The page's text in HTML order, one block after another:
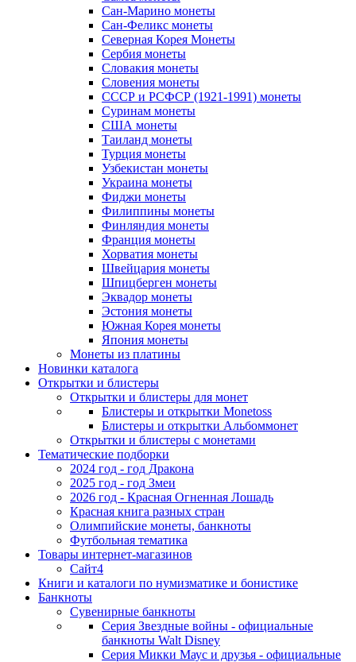
Сан-Марино монеты
Сан-Феликс монеты
Северная Корея Монеты
Сербия монеты
Словакия монеты
Словения монеты
СССР и РСФСР (1921-1991) монеты
Суринам монеты
США монеты
Таиланд монеты
Турция монеты
Узбекистан монеты
Украина монеты
Фиджи монеты
Филиппины монеты
Финляндия монеты
Франция монеты
Хорватия монеты
Швейцария монеты
Шпицберген монеты
Эквадор монеты
Эстония монеты
Южная Корея монеты
Япония монеты
Монеты из платины
Новинки каталога
Открытки и блистеры
Открытки и блистеры для монет
Блистеры и открытки Monetoss
Блистеры и открытки Альбоммонет
Открытки и блистеры с монетами
Тематические подборки
2024 год - год Дракона
2025 год - год Змеи
2026 год - Красная Огненная Лошадь
Красная книга разных стран
Олимпийские монеты, банкноты
Футбольная тематика
Товары интернет-магазинов
Сайт4
Книги и каталоги по нумизматике и бонистике
Банкноты
Сувенирные банкноты
Серия Звездные войны - официальные
банкноты Walt Disney
Серия Микки Маус и друзья - официальные